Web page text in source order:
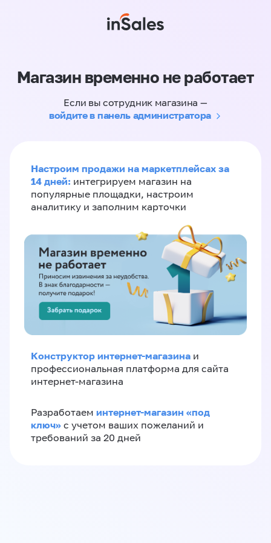
Магазин временно не работает
Если вы сотрудник магазина —
войдите в панель администратора
Настроим продажи на маркетплейсах за
14 дней: интегрируем магазин на
популярные площадки, настроим
аналитику и заполним карточки
Конструктор интернет-магазина и
профессиональная платформа для сайта
интернет-магазина
Разработаем интернет-магазин «‎под
ключ»‎ с учетом ваших пожеланий и
требований за 20 дней